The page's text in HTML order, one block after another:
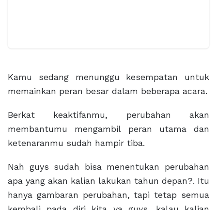
Kamu sedang menunggu kesempatan untuk
memainkan peran besar dalam beberapa acara.
Berkat keaktifanmu, perubahan akan
membantumu mengambil peran utama dan
ketenaranmu sudah hampir tiba.
Nah guys sudah bisa menentukan perubahan
apa yang akan kalian lakukan tahun depan?. Itu
hanya gambaran perubahan, tapi tetap semua